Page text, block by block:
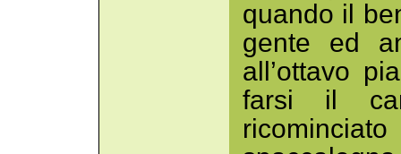
quando il
gente ed
all’ottavo
farsi il